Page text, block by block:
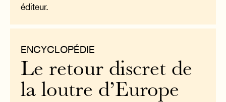
éditeur.
ENCYCLOPÉDIE
Le retour discret de
la loutre d’Europe